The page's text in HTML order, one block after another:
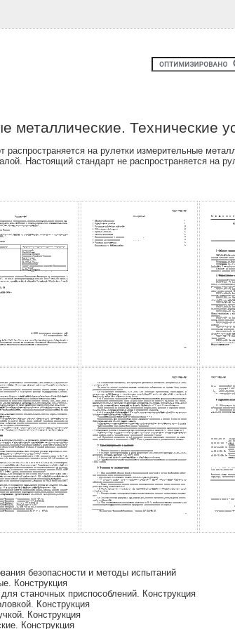
металлические. Технические
распространяется на рулетки измерительные
Настоящий стандарт не распространяется на
безопасности и методы испытаний
Конструкция
станочных приспособлений. Конструкция
Конструкция
Конструкция
Конструкция